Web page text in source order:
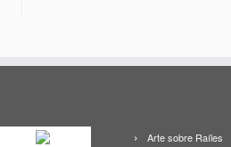
Arte sobre Raíles